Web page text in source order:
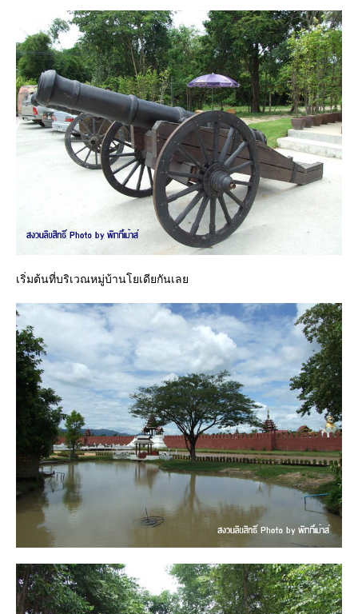
เริ่มต้นที่บริเวณหมู่บ้านโยเดียกันเลย